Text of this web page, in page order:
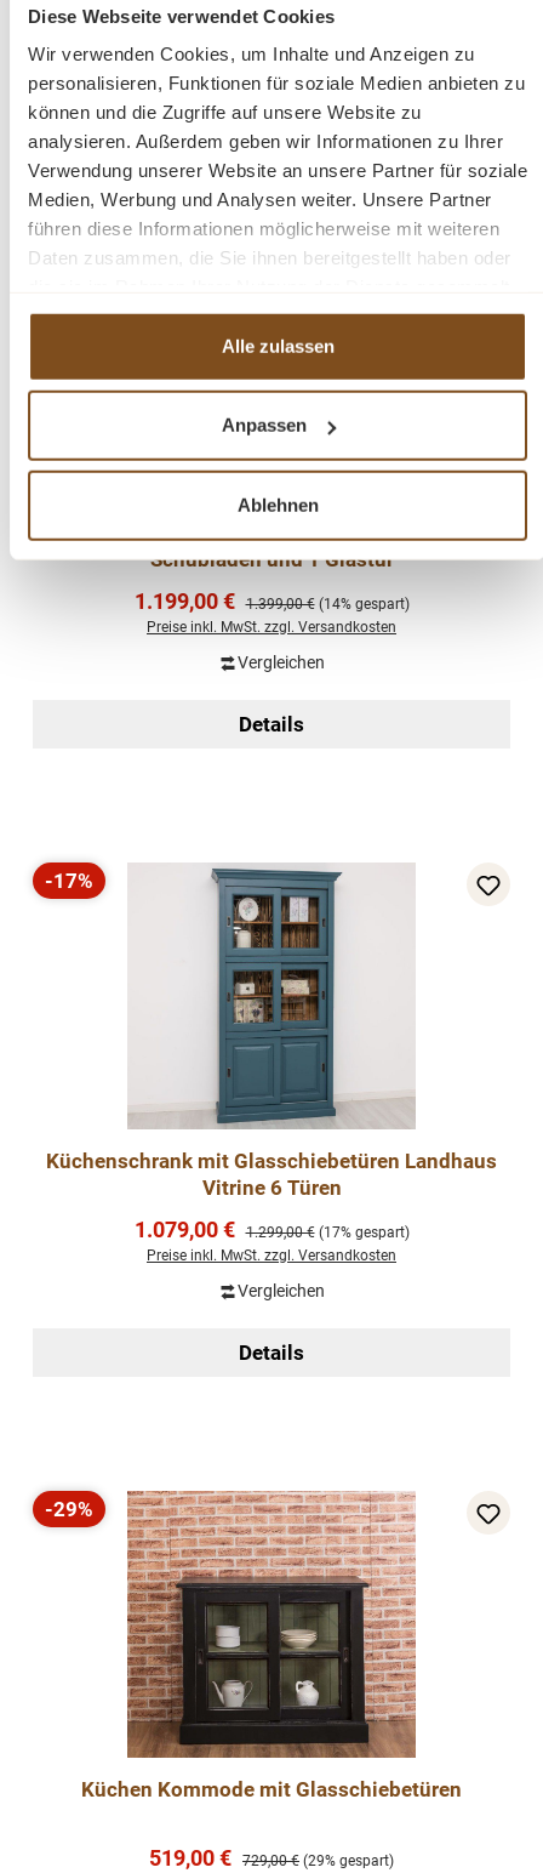
Diese Webseite verwendet Cookies
Wir verwenden Cookies, um Inhalte und Anzeigen zu
personalisieren, Funktionen für soziale Medien anbieten zu
können und die Zugriffe auf unsere Website zu
analysieren. Außerdem geben wir Informationen zu Ihrer
Verwendung unserer Website an unsere Partner für soziale
Medien, Werbung und Analysen weiter. Unsere Partner
führen diese Informationen möglicherweise mit weiteren
Daten zusammen, die Sie ihnen bereitgestellt haben oder
haben.
Alle zulassen
Anpassen
Ablehnen
In den Warenkorb
Rabatt
-14%
Landhaus Küchenschrank Vitrine mit 2 Türen, 2
Schubladen und 1 Glastür
Verkaufspreis:
1.199,00 € Regulärer Preis:
1.399,00 € (14% gespart)
Preise inkl. MwSt. zzgl. Versandkosten
Vergleichen
Details
Rabatt
-17%
Küchenschrank mit Glasschiebetüren Landhaus
Vitrine 6 Türen
Verkaufspreis:
1.079,00 € Regulärer Preis:
1.299,00 € (17% gespart)
Preise inkl. MwSt. zzgl. Versandkosten
Vergleichen
Details
Rabatt
-29%
Küchen Kommode mit Glasschiebetüren
Verkaufspreis:
519,00 € Regulärer Preis:
729,00 € (29% gespart)